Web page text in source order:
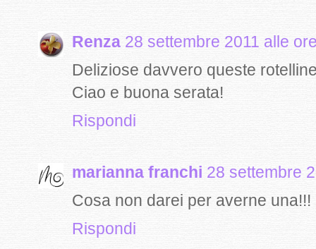
Renza 28 settembre 2011 alle
Deliziose davvero queste
Ciao e buona serata!
Rispondi
marianna franchi 28 settembre
Cosa non darei per averne
Rispondi